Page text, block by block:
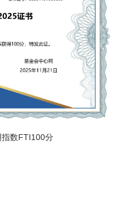
数FTI100分